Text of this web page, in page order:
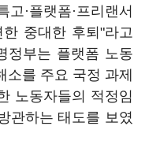
·플랫폼·프리랜서
중대한 후퇴"라고
정부는 플랫폼 노동
를 주요 국정 과제
노동자들의 적정임
관하는 태도를 보였